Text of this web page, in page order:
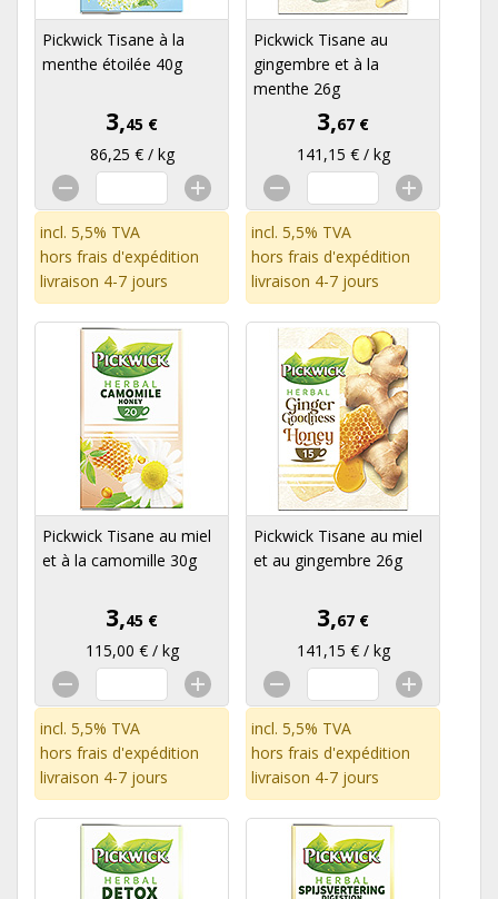
Pickwick Tisane à la
menthe étoilée 40g
3,45 €
86,25 € / kg
incl. 5,5% TVA
hors frais d'expédition
livraison 4-7 jours
Pickwick Tisane au
gingembre et à la
menthe 26g
3,67 €
141,15 € / kg
incl. 5,5% TVA
hors frais d'expédition
livraison 4-7 jours
Pickwick Tisane au miel
et à la camomille 30g
3,45 €
115,00 € / kg
incl. 5,5% TVA
hors frais d'expédition
livraison 4-7 jours
Pickwick Tisane au miel
et au gingembre 26g
3,67 €
141,15 € / kg
incl. 5,5% TVA
hors frais d'expédition
livraison 4-7 jours